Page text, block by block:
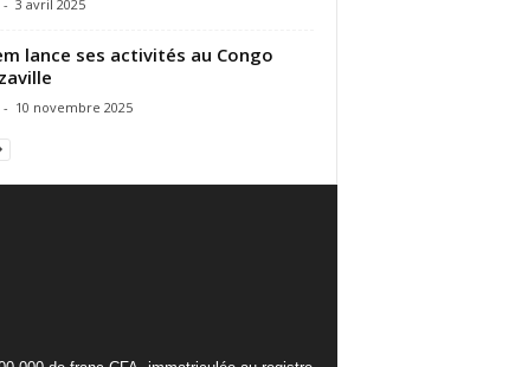
- 3 avril 2025
lance ses activités au Congo
- 10 novembre 2025